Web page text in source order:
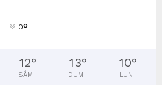
0°
12°
SÂM
13°
DUM
10°
LUN